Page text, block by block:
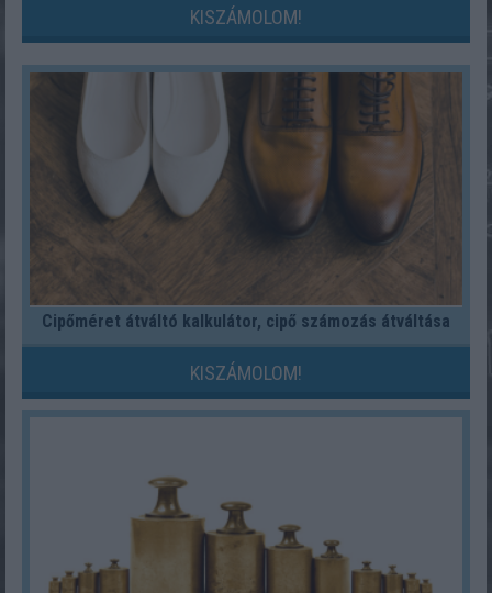
KISZÁMOLOM!
Cipőméret átváltó kalkulátor, cipő számozás átváltása
KISZÁMOLOM!